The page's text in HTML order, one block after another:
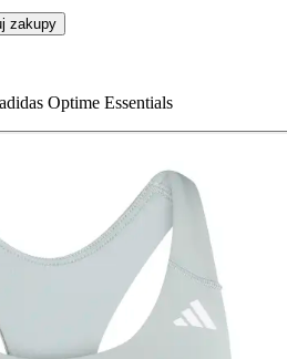
zakupy
Optime Essentials